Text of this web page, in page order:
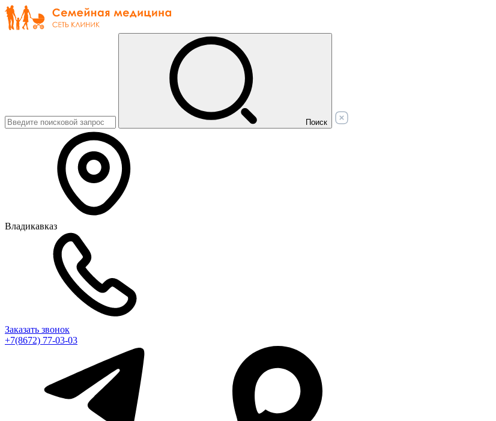
Поиск
Владикавказ
Заказать звонок
+7(8672) 77-03-03